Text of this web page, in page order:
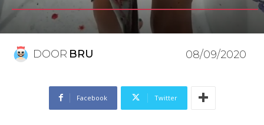
DOOR BRU 08/09/2020
Facebook Twitter